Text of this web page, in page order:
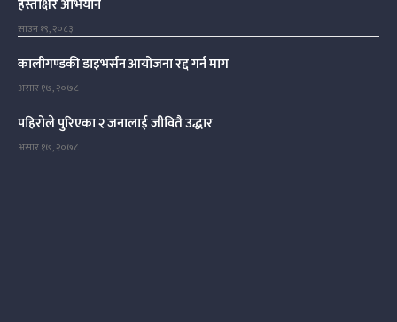
हस्ताक्षर अभियान
साउन १९, २०८३
कालीगण्डकी डाइभर्सन आयोजना रद्द गर्न माग
असार १७, २०७८
पहिरोले पुरिएका २ जनालाई जीवितै उद्धार
असार १७, २०७८